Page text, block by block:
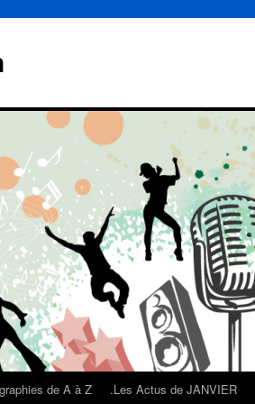
de A à Z .Les Actus de JANVIER